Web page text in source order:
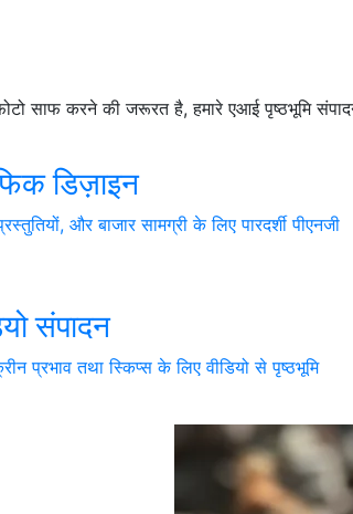
साफ करने की जरूरत है, हमारे एआई पृष्ठभूमि
डिज़ाइन
और बाजार सामग्री के लिए पारदर्शी पीएनजी
संपादन
प्रभाव तथा स्किप्स के लिए वीडियो से पृष्ठभूमि